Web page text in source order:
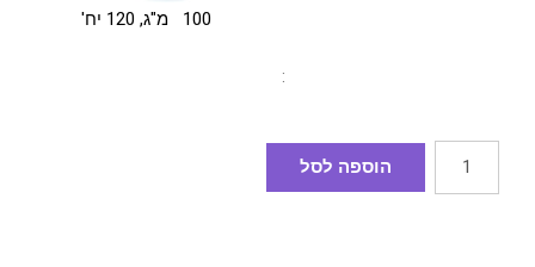
100 מ"ג, 120 יח'
:
הוספה לסל